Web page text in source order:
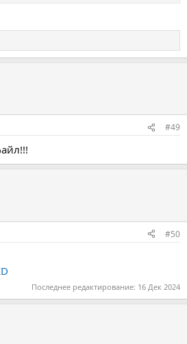
#49
#50
Последнее редактирование: 16 Дек 2024